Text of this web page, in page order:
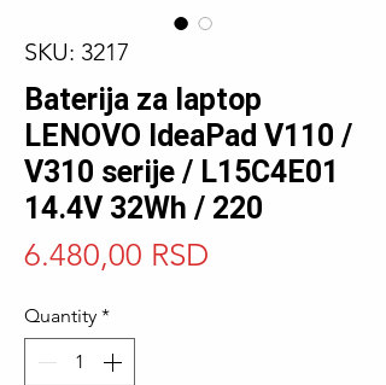
SKU: 3217
Baterija za laptop
LENOVO IdeaPad V110 /
V310 serije / L15C4E01
14.4V 32Wh / 220
6.480,00 RSD
Quantity *